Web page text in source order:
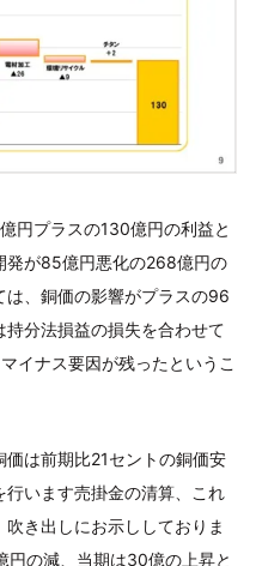
円プラスの130億円の利益と
発が85億円悪化の268億円の
、銅価の影響がプラスの96
分法損益の損失を合わせて
イナス要因が残ったというこ
は前期比21セントの銅価安
います売掛金の清算、これ
き出しにお示ししておりま
円の減、当期は30億の上昇と